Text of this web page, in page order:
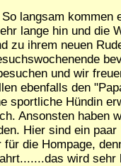
langsam kommen
lange hin und die
zu ihrem neuen
und wir
ebenfalls den
sportliche Hündin
Ansonsten haben
Hier sind ein
die Hompage,
wird sehr